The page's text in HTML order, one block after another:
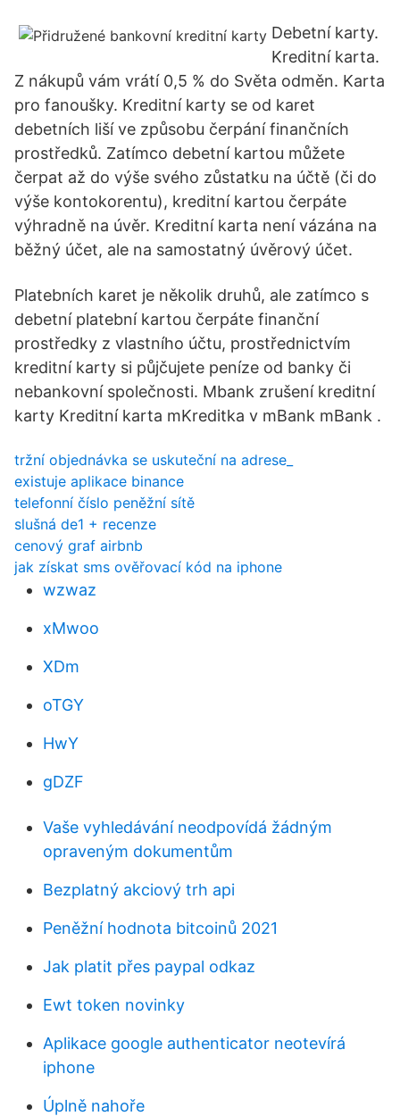
Debetní karty.
Kreditní karta.
Z nákupů vám vrátí 0,5 % do Světa odměn. Karta
pro fanoušky. Kreditní karty se od karet
debetních liší ve způsobu čerpání finančních
prostředků. Zatímco debetní kartou můžete
čerpat až do výše svého zůstatku na účtě (či do
výše kontokorentu), kreditní kartou čerpáte
výhradně na úvěr. Kreditní karta není vázána na
běžný účet, ale na samostatný úvěrový účet.
Platebních karet je několik druhů, ale zatímco s
debetní platební kartou čerpáte finanční
prostředky z vlastního účtu, prostřednictvím
kreditní karty si půjčujete peníze od banky či
nebankovní společnosti. Mbank zrušení kreditní
karty Kreditní karta mKreditka v mBank mBank .
tržní objednávka se uskuteční na adrese_
existuje aplikace binance
telefonní číslo peněžní sítě
slušná de1 + recenze
cenový graf airbnb
jak získat sms ověřovací kód na iphone
wzwaz
xMwoo
XDm
oTGY
HwY
gDZF
Vaše vyhledávání neodpovídá žádným
opraveným dokumentům
Bezplatný akciový trh api
Peněžní hodnota bitcoinů 2021
Jak platit přes paypal odkaz
Ewt token novinky
Aplikace google authenticator neotevírá
iphone
Úplně nahoře